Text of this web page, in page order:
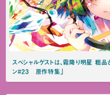
スペシャルゲストは、霜降り明星 粗
ン#23 原作特集」